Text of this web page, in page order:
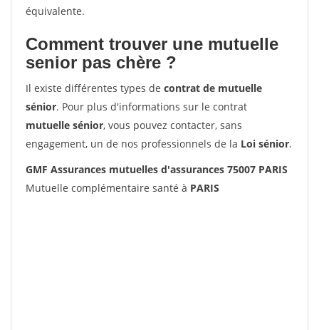
équivalente.
Comment trouver une mutuelle
senior pas chère ?
Il existe différentes types de contrat de mutuelle
sénior. Pour plus d'informations sur le contrat
mutuelle sénior, vous pouvez contacter, sans
engagement, un de nos professionnels de la Loi sénior.
GMF Assurances mutuelles d'assurances 75007 PARIS
Mutuelle complémentaire santé à PARIS